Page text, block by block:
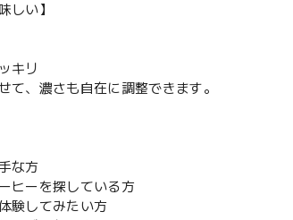
しい】
キリ
て、濃さも自在に調整できます。
な方
ヒーを探している方
験してみたい方